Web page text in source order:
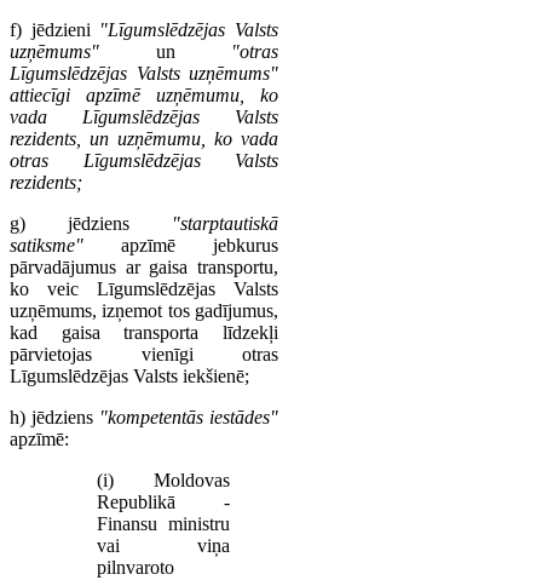
f) jēdzieni "Līgumslēdzējas Valsts
uzņēmums" un
"otras
Līgumslēdzējas Valsts uzņēmums"
attiecīgi apzīmē uzņēmumu, ko
vada Līgumslēdzējas Valsts
rezidents, un uzņēmumu, ko vada
otras Līgumslēdzējas Valsts
rezidents;
g) jēdziens
"starptautiskā
satiksme" apzīmē jebkurus
pārvadājumus ar gaisa transportu,
ko veic Līgumslēdzējas Valsts
uzņēmums, izņemot tos gadījumus,
kad gaisa transporta līdzekļi
pārvietojas vienīgi otras
Līgumslēdzējas Valsts iekšienē;
h) jēdziens "kompetentās iestādes"
apzīmē:
(i) Moldovas
Republikā -
Finansu ministru
vai viņa
pilnvaroto